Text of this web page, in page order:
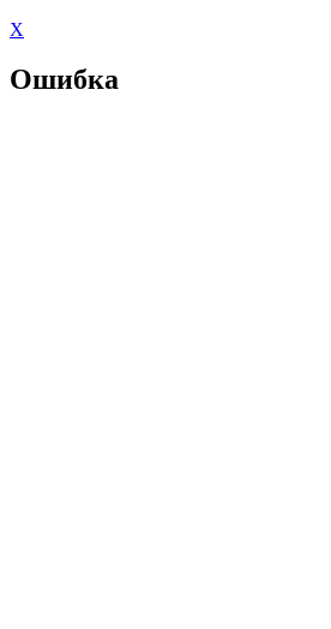
X
Ошибка